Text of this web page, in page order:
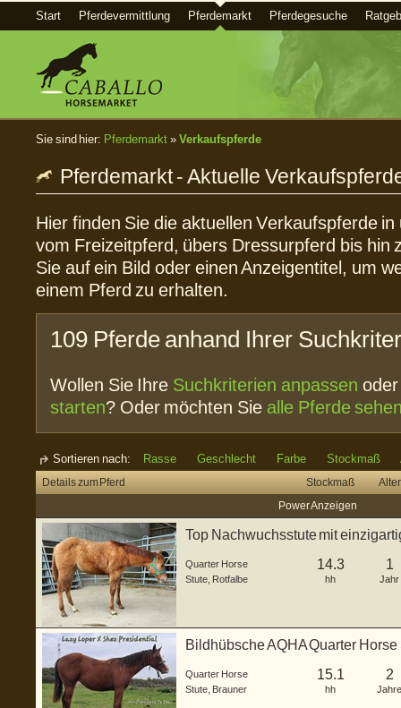
Start Pferdevermittlung Pferdemarkt Pferdegesuche
Sie sind hier: Pferdemarkt » Verkaufspferde
Pferdemarkt - Aktuelle
Hier finden Sie die aktuellen Verkaufspferde
vom Freizeitpferd, übers Dressurpferd bis hin
Sie auf ein Bild oder einen Anzeigentitel, um
einem Pferd zu erhalten.
109 Pferde anhand Ihrer
Wollen Sie Ihre Suchkriterien anpassen
starten? Oder möchten Sie alle Pferde
Sortieren nach: Rasse Geschlecht Farbe Stockmaß
Details zum Pferd Stockmaß
Alter
Power Anzeigen
Top Nachwuchsstute mit
Quarter Horse
Stute Rotfalbe
14.3
hh
1
Jahr
Bildhübsche AQHA Quarter
Quarter Horse
Stute Brauner
15.1
hh
2
Jahre